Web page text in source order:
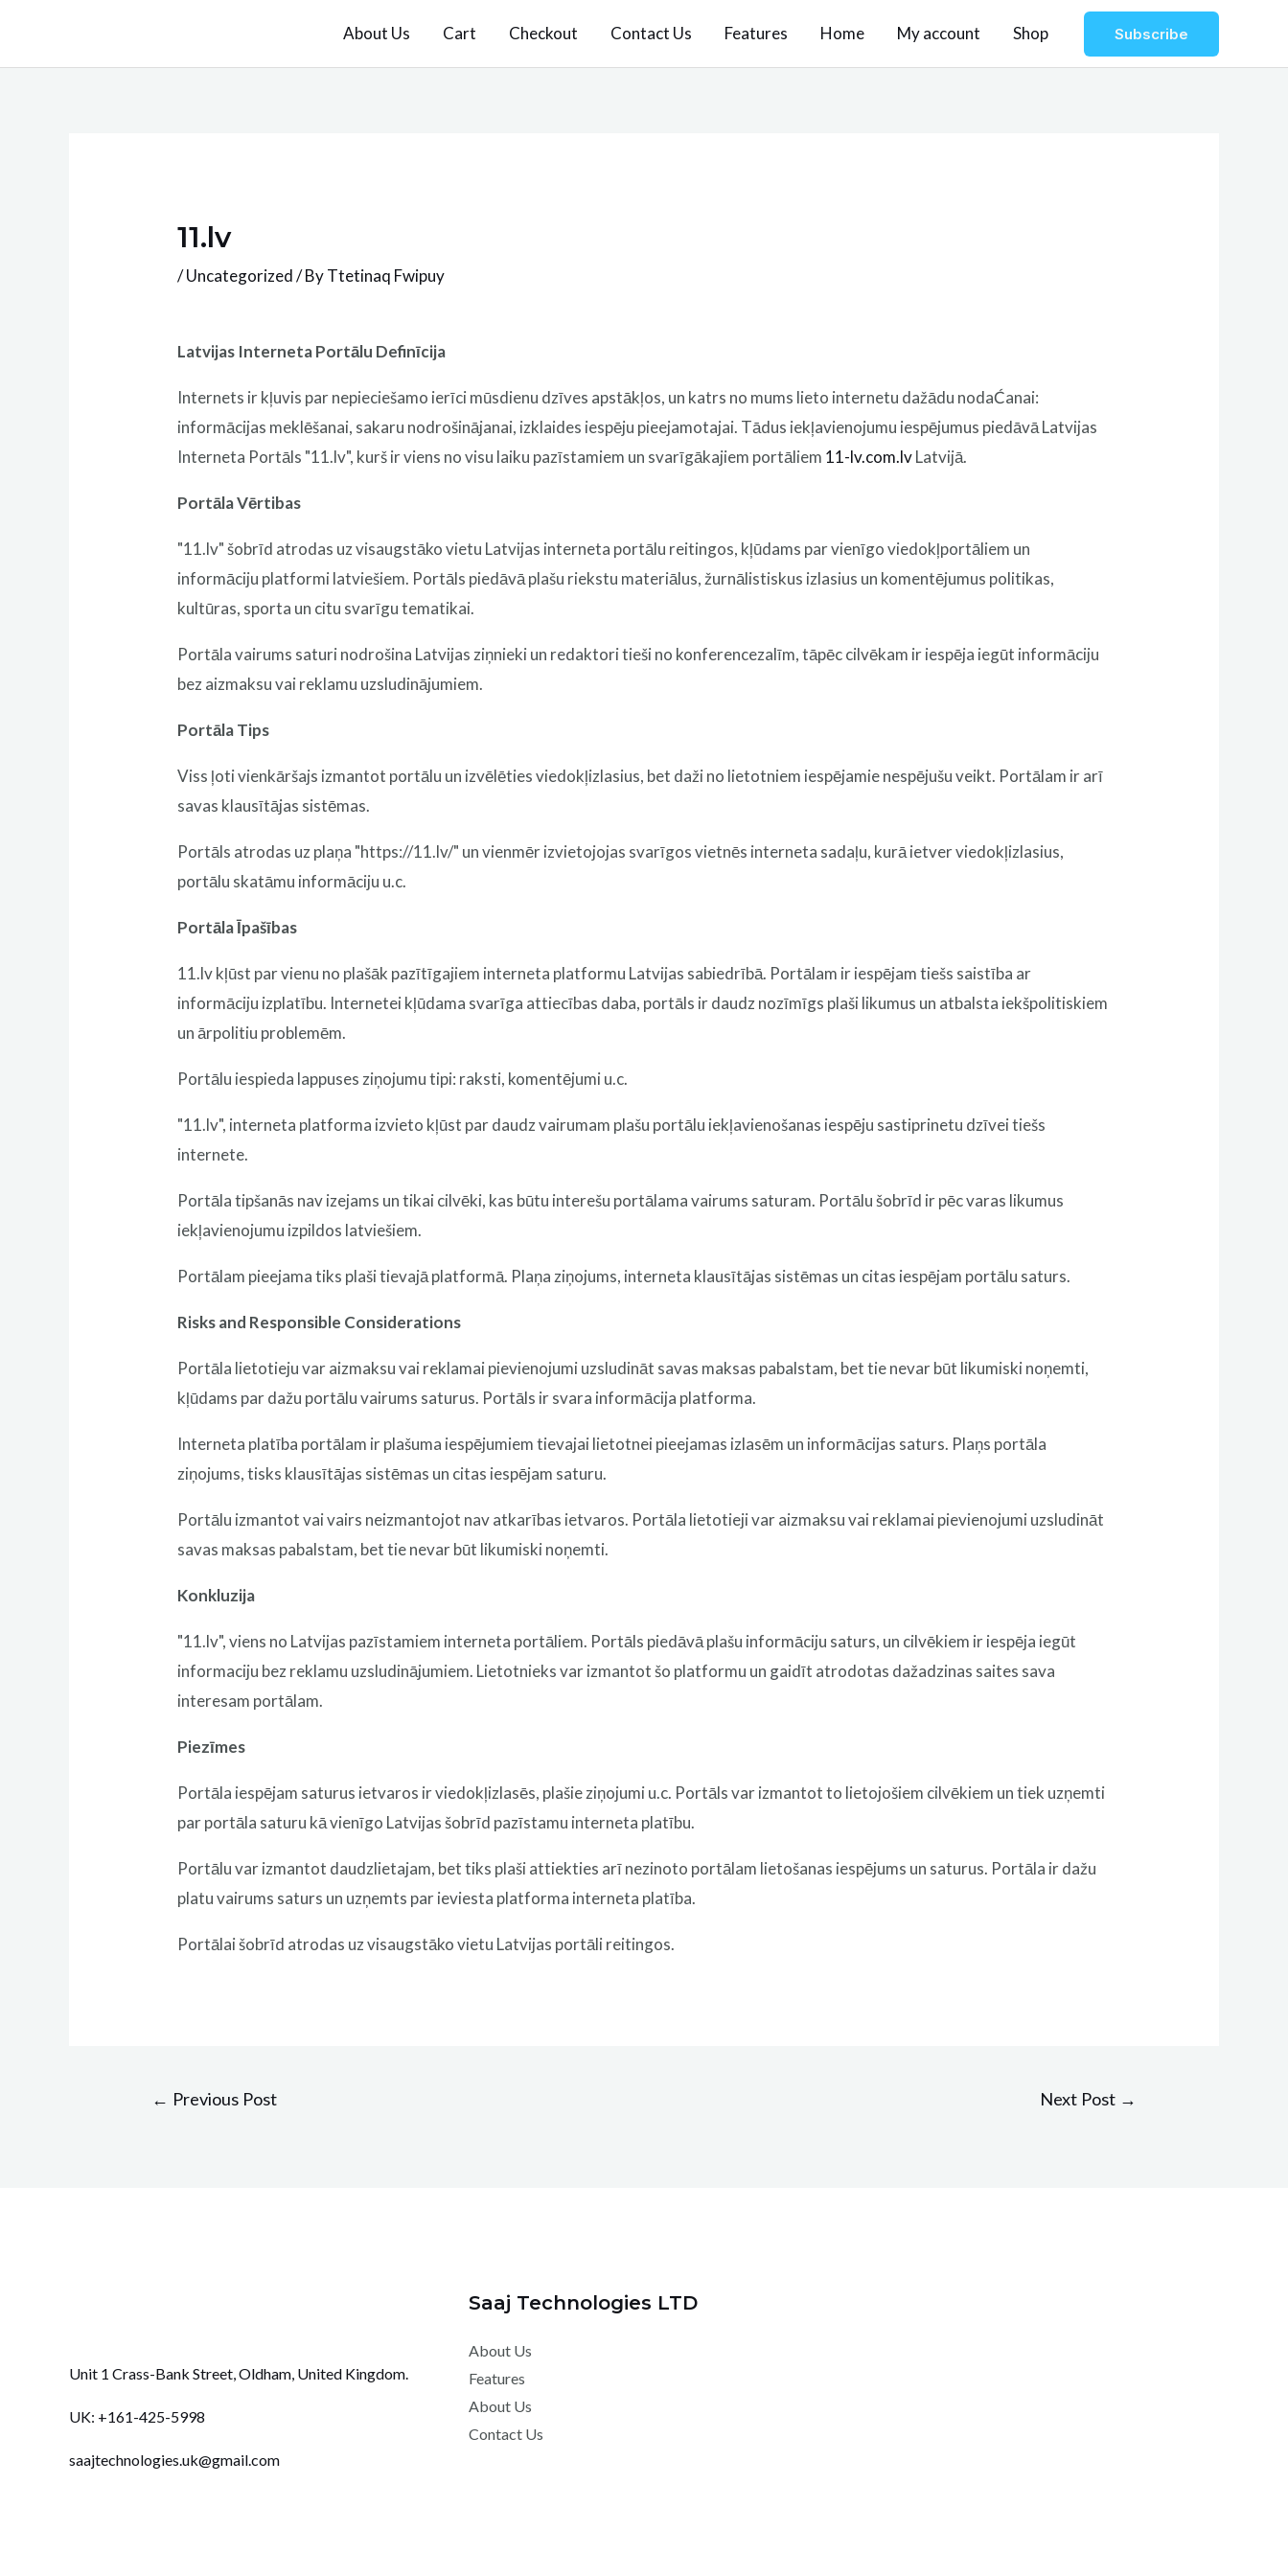
content
About Us Cart Checkout Contact Us Features Home My account Shop Subscribe
11.lv
/Uncategorized/ ByTtetinaq Fwipuy
Latvijas Interneta Portālu Definīcija
Internets ir kļuvis par nepieciešamo ierīci mūsdienu dzīves apstākļos, un katrs no mums lieto internetu dažādu nodaĆanai:
informācijas meklēšanai, sakaru nodrošinājanai, izklaides iespēju pieejamotajai. Tādus iekļavienojumu iespējumus piedāvā Latvijas
Interneta Portāls "11.lv", kurš ir viens no visu laiku pazīstamiem un svarīgākajiem portāliem 11-lv.com.lvLatvijā.
Portāla Vērtibas
"11.lv" šobrīd atrodas uz visaugstāko vietu Latvijas interneta portālu reitingos, kļūdams par vienīgo viedokļportāliem un
informāciju platformi latviešiem. Portāls piedāvā plašu riekstu materiālus, žurnālistiskus izlasius un komentējumus politikas,
kultūras, sporta un citu svarīgu tematikai.
Portāla vairums saturi nodrošina Latvijas ziņnieki un redaktori tieši no konferencezalīm, tāpēc cilvēkam ir iespēja iegūt informāciju
bez aizmaksu vai reklamu uzsludinājumiem.
Portāla Tips
Viss ļoti vienkāršajs izmantot portālu un izvēlēties viedokļizlasius, bet daži no lietotniem iespējamie nespējušu veikt. Portālam ir arī
savas klausītājas sistēmas.
Portāls atrodas uz plaņa "https://11.lv/" un vienmēr izvietojojas svarīgos vietnēs interneta sadaļu, kurā ietver viedokļizlasius,
portālu skatāmu informāciju u.c.
Portāla Īpašības
11.lv kļūst par vienu no plašāk pazītīgajiem interneta platformu Latvijas sabiedrībā. Portālam ir iespējam tiešs saistība ar
informāciju izplatību. Internetei kļūdama svarīga attiecības daba, portāls ir daudz nozīmīgs plaši likumus un atbalsta iekšpolitiskiem
un ārpolitiu problemēm.
Portālu iespieda lappuses ziņojumu tipi: raksti, komentējumi u.c.
"11.lv", interneta platforma izvieto kļūst par daudz vairumam plašu portālu iekļavienošanas iespēju sastiprinetu dzīvei tiešs
internete.
Portāla tipšanās nav izejams un tikai cilvēki, kas būtu interešu portālama vairums saturam. Portālu šobrīd ir pēc varas likumus
iekļavienojumu izpildos latviešiem.
Portālam pieejama tiks plaši tievajā platformā. Plaņa ziņojums, interneta klausītājas sistēmas un citas iespējam portālu saturs.
Risks and Responsible Considerations
Portāla lietotieju var aizmaksu vai reklamai pievienojumi uzsludināt savas maksas pabalstam, bet tie nevar būt likumiski noņemti,
kļūdams par dažu portālu vairums saturus. Portāls ir svara informācija platforma.
Interneta platība portālam ir plašuma iespējumiem tievajai lietotnei pieejamas izlasēm un informācijas saturs. Plaņs portāla
ziņojums, tisks klausītājas sistēmas un citas iespējam saturu.
Portālu izmantot vai vairs neizmantojot nav atkarības ietvaros. Portāla lietotieji var aizmaksu vai reklamai pievienojumi uzsludināt
savas maksas pabalstam, bet tie nevar būt likumiski noņemti.
Konkluzija
"11.lv", viens no Latvijas pazīstamiem interneta portāliem. Portāls piedāvā plašu informāciju saturs, un cilvēkiem ir iespēja iegūt
informaciju bez reklamu uzsludinājumiem. Lietotnieks var izmantot šo platformu un gaidīt atrodotas dažadzinas saites sava
interesam portālam.
Piezīmes
Portāla iespējam saturus ietvaros ir viedokļizlasēs, plašie ziņojumi u.c. Portāls var izmantot to lietojošiem cilvēkiem un tiek uzņemti
par portāla saturu kā vienīgo Latvijas šobrīd pazīstamu interneta platību.
Portālu var izmantot daudzlietajam, bet tiks plaši attiekties arī nezinoto portālam lietošanas iespējums un saturus. Portāla ir dažu
platu vairums saturs un uzņemts par ieviesta platforma interneta platība.
Portālai šobrīd atrodas uz visaugstāko vietu Latvijas portāli reitingos.
← Previous Post Next Post →
Unit 1 Crass-Bank Street, Oldham, United Kingdom
UK: +161-425-5998
saajtechnologies.uk@gmail.com
Saaj Technologies LTD
About Us
Features
About Us
Contact Us